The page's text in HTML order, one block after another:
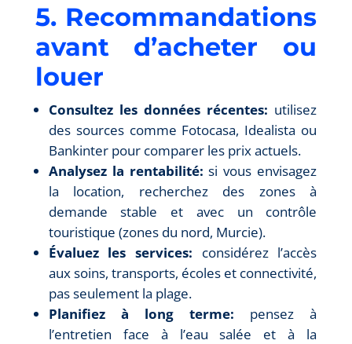
5. Recommandations
avant d’acheter ou
louer
Consultez les données récentes: utilisez
des sources comme Fotocasa, Idealista ou
Bankinter pour comparer les prix actuels.
Analysez la rentabilité: si vous envisagez
la location, recherchez des zones à
demande stable et avec un contrôle
touristique (zones du nord, Murcie).
Évaluez les services: considérez l’accès
aux soins, transports, écoles et connectivité,
pas seulement la plage.
Planifiez à long terme: pensez à
l’entretien face à l’eau salée et à la